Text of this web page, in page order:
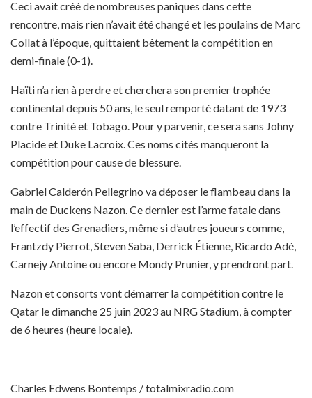
Ceci avait créé de nombreuses paniques dans cette
rencontre, mais rien n’avait été changé et les poulains de Marc
Collat à l’époque, quittaient bêtement la compétition en
demi-finale (0-1).
Haïti n’a rien à perdre et cherchera son premier trophée
continental depuis 50 ans, le seul remporté datant de 1973
contre Trinité et Tobago. Pour y parvenir, ce sera sans Johny
Placide et Duke Lacroix. Ces noms cités manqueront la
compétition pour cause de blessure.
Gabriel Calderón Pellegrino va déposer le flambeau dans la
main de Duckens Nazon. Ce dernier est l’arme fatale dans
l’effectif des Grenadiers, même si d’autres joueurs comme,
Frantzdy Pierrot, Steven Saba, Derrick Étienne, Ricardo Adé,
Carnejy Antoine ou encore Mondy Prunier, y prendront part.
Nazon et consorts vont démarrer la compétition contre le
Qatar le dimanche 25 juin 2023 au NRG Stadium, à compter
de 6 heures (heure locale).
Charles Edwens Bontemps / totalmixradio.com